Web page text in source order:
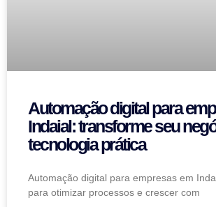
Automação digital para
Indaial: transforme seu
tecnologia prática
Automação digital para empresas em
para otimizar processos e crescer com